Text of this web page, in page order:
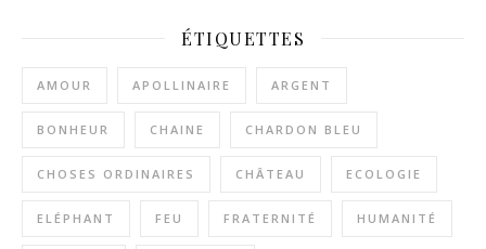
ÉTIQUETTES
AMOUR APOLLINAIRE ARGENT
BONHEUR CHAINE CHARDON BLEU
CHOSES ORDINAIRES CHÂTEAU ECOLOGIE
ELÉPHANT FEU FRATERNITÉ HUMANITÉ